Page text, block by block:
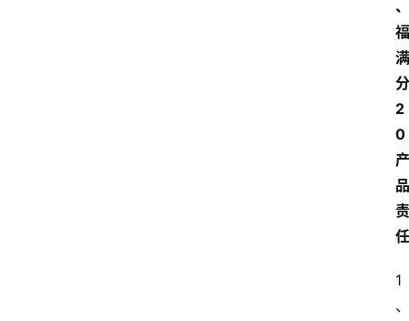
、
福
满
分
2
0
产
品
责
任
1
、